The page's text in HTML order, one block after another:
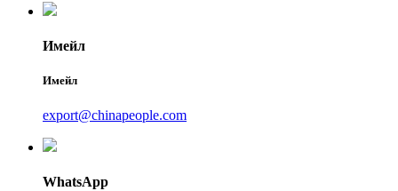
Имейл
Имейл
export@chinapeople.com
WhatsApp